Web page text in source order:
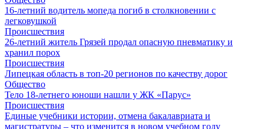
16-летний водитель мопеда погиб в столкновении с
легковушкой
Происшествия
26-летний житель Грязей продал опасную пневматику и
хранил порох
Происшествия
Липецкая область в топ-20 регионов по качеству дорог
Общество
Тело 18-летнего юноши нашли у ЖК «Парус»
Происшествия
Единые учебники истории, отмена бакалавриата и
магистратуры – что изменится в новом учебном году